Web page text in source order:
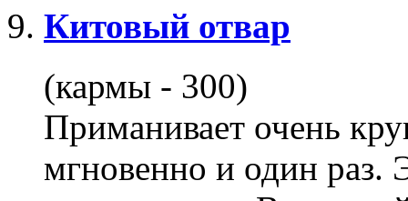
Китовый отвар
(кармы - 300)
Приманивает очень
мгновенно и один раз.